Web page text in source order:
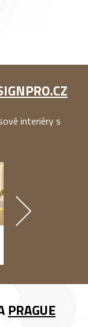
interiéry s
PRAGUE